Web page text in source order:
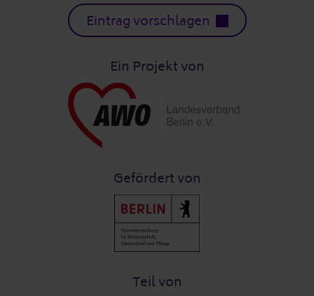
Eintrag vorschlagen
Ein Projekt von
Gefördert von
Teil von